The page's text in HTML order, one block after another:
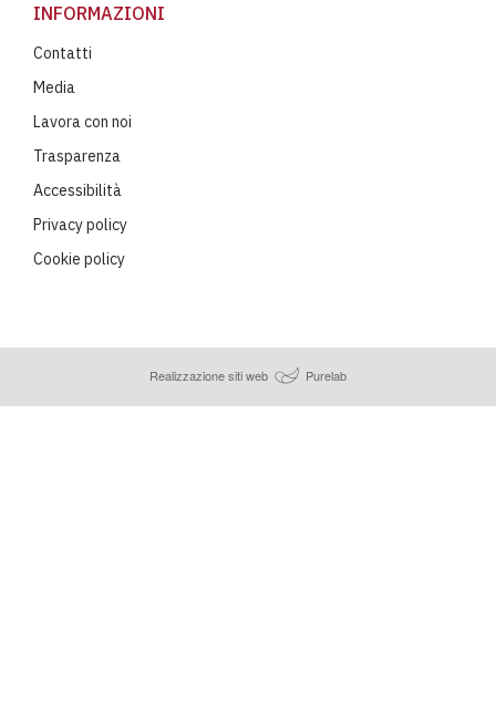
INFORMAZIONI
Contatti
Media
Lavora con noi
Trasparenza
Accessibilità
Privacy policy
Cookie policy
Realizzazione siti web Purelab